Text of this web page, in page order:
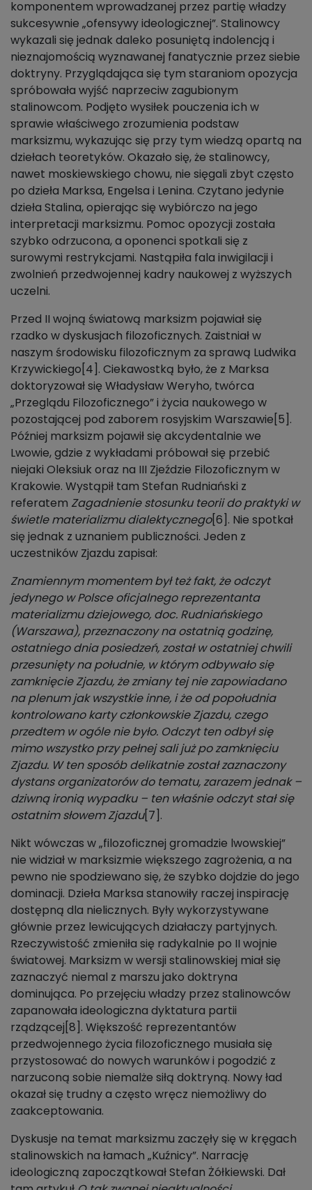
komponentem wprowadzanej przez partię władzy
sukcesywnie „ofensywy ideologicznej”. Stalinowcy
wykazali się jednak daleko posuniętą indolencją i
nieznajomością wyznawanej fanatycznie przez siebie
doktryny. Przyglądająca się tym staraniom opozycja
spróbowała wyjść naprzeciw zagubionym
stalinowcom. Podjęto wysiłek pouczenia ich w
sprawie właściwego zrozumienia podstaw
marksizmu, wykazując się przy tym wiedzą opartą na
dziełach teoretyków. Okazało się, że stalinowcy,
nawet moskiewskiego chowu, nie sięgali zbyt często
po dzieła Marksa, Engelsa i Lenina. Czytano jedynie
dzieła Stalina, opierając się wybiórczo na jego
interpretacji marksizmu. Pomoc opozycji została
szybko odrzucona, a oponenci spotkali się z
surowymi restrykcjami. Nastąpiła fala inwigilacji i
zwolnień przedwojennej kadry naukowej z wyższych
uczelni.
Przed II wojną światową marksizm pojawiał się
rzadko w dyskusjach filozoficznych. Zaistniał w
naszym środowisku filozoficznym za sprawą Ludwika
Krzywickiego[4]. Ciekawostką było, że z Marksa
doktoryzował się Władysław Weryho, twórca
„Przeglądu Filozoficznego” i życia naukowego w
pozostającej pod zaborem rosyjskim Warszawie[5].
Później marksizm pojawił się akcydentalnie we
Lwowie, gdzie z wykładami próbował się przebić
niejaki Oleksiuk oraz na III Zjeździe Filozoficznym w
Krakowie. Wystąpił tam Stefan Rudniański z
referatem Zagadnienie stosunku teorii do praktyki w
świetle materializmu dialektycznego[6]. Nie spotkał
się jednak z uznaniem publiczności. Jeden z
uczestników Zjazdu zapisał:
Znamiennym momentem był też fakt, że odczyt
jedynego w Polsce oficjalnego reprezentanta
materializmu dziejowego, doc. Rudniańskiego
(Warszawa), przeznaczony na ostatnią godzinę,
ostatniego dnia posiedzeń, został w ostatniej chwili
przesunięty na południe, w którym odbywało się
zamknięcie Zjazdu, że zmiany tej nie zapowiadano
na plenum jak wszystkie inne, i że od popołudnia
kontrolowano karty członkowskie Zjazdu, czego
przedtem w ogóle nie było. Odczyt ten odbył się
mimo wszystko przy pełnej sali już po zamknięciu
Zjazdu. W ten sposób delikatnie został zaznaczony
dystans organizatorów do tematu, zarazem jednak –
dziwną ironią wypadku – ten właśnie odczyt stał się
ostatnim słowem Zjazdu[7].
Nikt wówczas w „filozoficznej gromadzie lwowskiej”
nie widział w marksizmie większego zagrożenia, a na
pewno nie spodziewano się, że szybko dojdzie do jego
dominacji. Dzieła Marksa stanowiły raczej inspirację
dostępną dla nielicznych. Były wykorzystywane
głównie przez lewicujących działaczy partyjnych.
Rzeczywistość zmieniła się radykalnie po II wojnie
światowej. Marksizm w wersji stalinowskiej miał się
zaznaczyć niemal z marszu jako doktryna
dominująca. Po przejęciu władzy przez stalinowców
zapanowała ideologiczna dyktatura partii
rządzącej[8]. Większość reprezentantów
przedwojennego życia filozoficznego musiała się
przystosować do nowych warunków i pogodzić z
narzuconą sobie niemalże siłą doktryną. Nowy ład
okazał się trudny a często wręcz niemożliwy do
zaakceptowania.
Dyskusje na temat marksizmu zaczęły się w kręgach
stalinowskich na łamach „Kuźnicy”. Narrację
ideologiczną zapoczątkował Stefan Żółkiewski. Dał